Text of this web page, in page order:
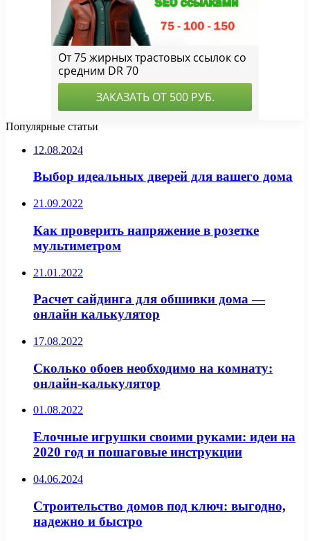
Популярные статьи
12.08.2024
Выбор идеальных дверей для вашего дома
21.09.2022
Как проверить напряжение в розетке
мультиметром
21.01.2022
Расчет сайдинга для обшивки дома —
онлайн калькулятор
17.08.2022
Сколько обоев необходимо на комнату:
онлайн-калькулятор
01.08.2022
Елочные игрушки своими руками: идеи на
2020 год и пошаговые инструкции
04.06.2024
Строительство домов под ключ: выгодно,
надежно и быстро